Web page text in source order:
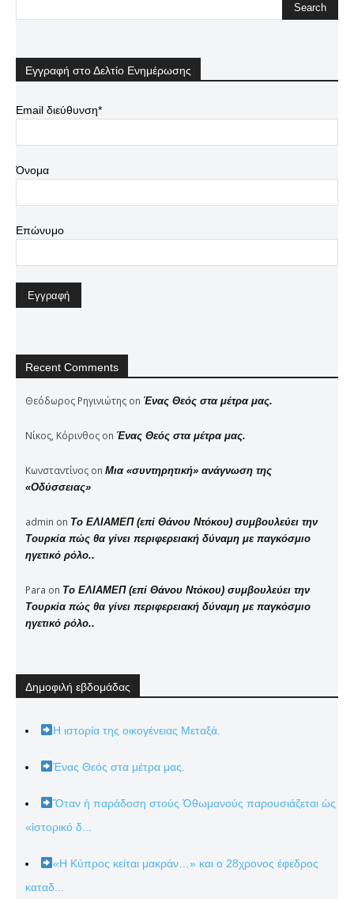
Εγγραφή στο Δελτίο Ενημέρωσης
Email διεύθυνση*
Όνομα
Επώνυμο
Recent Comments
Θεόδωρος Ρηγινιώτης on Ένας Θεός στα μέτρα μας.
Νίκος, Κόρινθος on Ένας Θεός στα μέτρα μας.
Κωνσταντίνος on Μια «συντηρητική» ανάγνωση της
«Οδύσσειας»
admin on Το ΕΛΙΑΜΕΠ (επί Θάνου Ντόκου) συμβουλεύει την
Τουρκία πώς θα γίνει περιφερειακή δύναμη με παγκόσμιο
ηγετικό ρόλο..
Para on Το ΕΛΙΑΜΕΠ (επί Θάνου Ντόκου) συμβουλεύει την
Τουρκία πώς θα γίνει περιφερειακή δύναμη με παγκόσμιο
ηγετικό ρόλο..
Δημοφιλή εβδομάδας
Η ιστορία της οικογένειας Μεταξά.
Ένας Θεός στα μέτρα μας.
Ὅταν ἡ παράδοση στούς Ὀθωμανούς παρουσιάζεται ὡς
«ἱστορικό δ...
«Η Κύπρος κείται μακράν…» και ο 28χρονος έφεδρος
καταδ...